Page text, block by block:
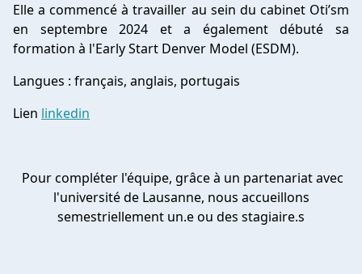
Elle a commencé à travailler au sein du cabinet Oti’sm
en septembre 2024 et a également débuté sa
formation à l'Early Start Denver Model (ESDM).
Langues : français, anglais, portugais
Lien linkedin
Pour compléter l'équipe, grâce à un partenariat avec
l'université de Lausanne, nous accueillons
semestriellement un.e ou des stagiaire.s